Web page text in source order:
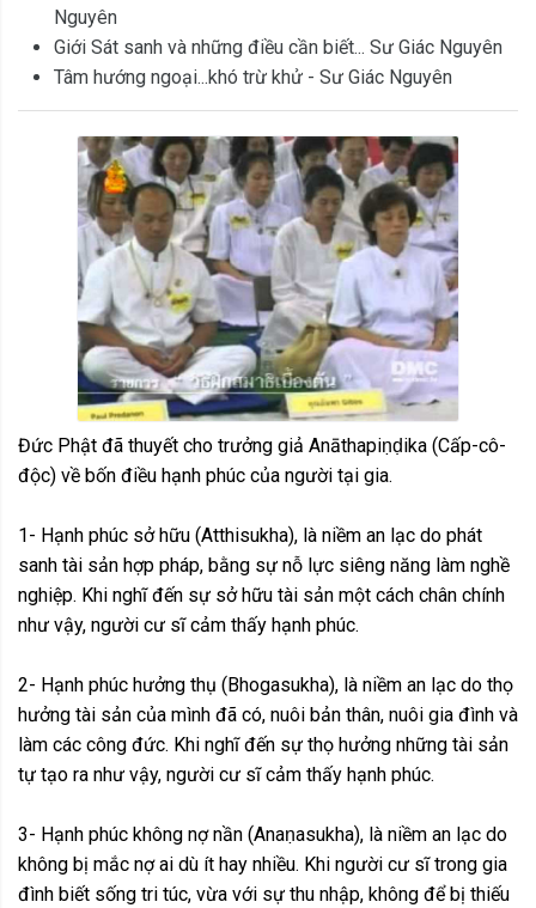
Nguyên
Giới Sát sanh và những điều cần biết... Sư Giác Nguyên
Tâm hướng ngoại...khó trừ khử - Sư Giác Nguyên
Đức Phật đã thuyết cho trưởng giả Anāthapiṇḍika (Cấp-cô-
độc) về bốn điều hạnh phúc của người tại gia.
1- Hạnh phúc sở hữu (Atthisukha), là niềm an lạc do phát
sanh tài sản hợp pháp, bằng sự nỗ lực siêng năng làm nghề
nghiệp. Khi nghĩ đến sự sở hữu tài sản một cách chân chính
như vậy, người cư sĩ cảm thấy hạnh phúc.
2- Hạnh phúc hưởng thụ (Bhogasukha), là niềm an lạc do thọ
hưởng tài sản của mình đã có, nuôi bản thân, nuôi gia đình và
làm các công đức. Khi nghĩ đến sự thọ hưởng những tài sản
tự tạo ra như vậy, người cư sĩ cảm thấy hạnh phúc.
3- Hạnh phúc không nợ nần (Anaṇasukha), là niềm an lạc do
không bị mắc nợ ai dù ít hay nhiều. Khi người cư sĩ trong gia
đình biết sống tri túc, vừa với sự thu nhập, không để bị thiếu